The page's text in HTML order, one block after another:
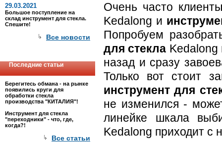
29.03.2021
Большое поступление на
склад инструмент для стекла.
Спешите!
Все новости
Последние статьи
Берегитесь обмана - на рынке
появились круги для
обработки стекла
производства "КИТАЛИЯ"!
Инструмент для стекла
"переходники" - что, где,
когда?!
Все статьи
Очень часто
Kedalong и
Попробуем
для стекла Kedalong
назад и сразу
Только вот стоит
инструмент для
не изменился -
линейке шкала
Kedalong приходит с